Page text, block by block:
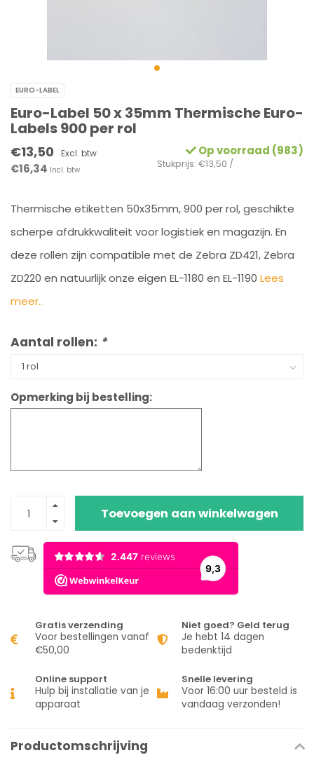
EURO-LABEL
Euro-Label 50 x 35mm Thermische Euro-
Labels 900 per rol
€13,50 Excl. btw
€16,34 Incl. btw
Op voorraad (983)
Stukprijs: €13,50 /
Thermische etiketten 50x35mm, 900 per rol, geschikte
scherpe afdrukkwaliteit voor logistiek en magazijn. En
deze rollen zijn compatible met de Zebra ZD421, Zebra
ZD220 en natuurlijk onze eigen EL-1180 en EL-1190 Lees
meer..
Aantal rollen: *
Opmerking bij bestelling:
Toevoegen aan winkelwagen
Gratis verzending
Voor bestellingen vanaf
€50,00
Niet goed? Geld terug
Je hebt 14 dagen
bedenktijd
Online support
Hulp bij installatie van je
apparaat
Snelle levering
Voor 16:00 uur besteld is
vandaag verzonden!
Productomschrijving